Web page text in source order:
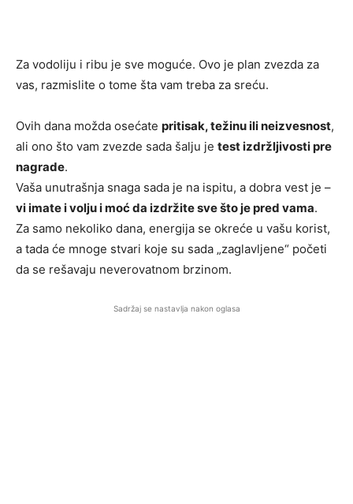
Za vodoliju i ribu je sve moguće. Ovo je plan zvezda za
vas, razmislite o tome šta vam treba za sreću.
Ovih dana možda osećate pritisak, težinu ili neizvesnost,
ali ono što vam zvezde sada šalju je test izdržljivosti pre
nagrade.
Vaša unutrašnja snaga sada je na ispitu, a dobra vest je –
vi imate i volju i moć da izdržite sve što je pred vama.
Za samo nekoliko dana, energija se okreće u vašu korist,
a tada će mnoge stvari koje su sada „zaglavljene“ početi
da se rešavaju neverovatnom brzinom.
Sadržaj se nastavlja nakon oglasa